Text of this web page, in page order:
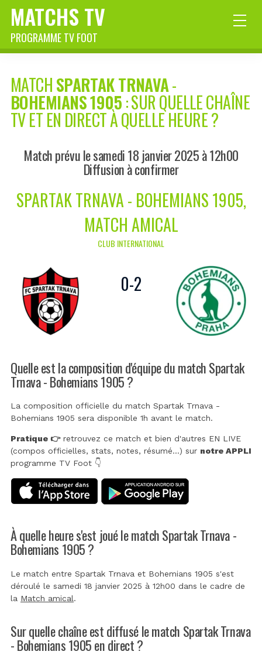
MATCHS TV
PROGRAMME TV FOOT
MATCHSPARTAK TRNAVA-
BOHEMIANS 1905: SUR QUELLE CHAÎNE
TV ET EN DIRECT À QUELLE HEURE ?
Match prévu le samedi 18 janvier 2025 à 12h00
Diffusion à confirmer
SPARTAK TRNAVA - BOHEMIANS 1905,
MATCH AMICAL
CLUB INTERNATIONAL
0-2
Quelle est la composition d'équipe du match Spartak
Trnava - Bohemians 1905 ?
La composition officielle du match Spartak Trnava -
Bohemians 1905 sera disponible 1h avant le match.
Pratique 👉retrouvez ce match et bien d'autres EN LIVE
(compos officielles, stats, notes, résumé...) sur notre APPLI
programme TV Foot 👇
À quelle heure s'est joué le match Spartak Trnava -
Bohemians 1905 ?
Le match entre Spartak Trnava et Bohemians 1905 s'est
déroulé le samedi 18 janvier 2025 à 12h00 dans le cadre de
la Match amical.
Sur quelle chaîne est diffusé le match Spartak Trnava
- Bohemians 1905 en direct ?